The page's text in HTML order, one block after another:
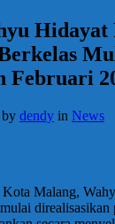
Hidayat
Februari
by dendy in News
Malang,
direalisasikan